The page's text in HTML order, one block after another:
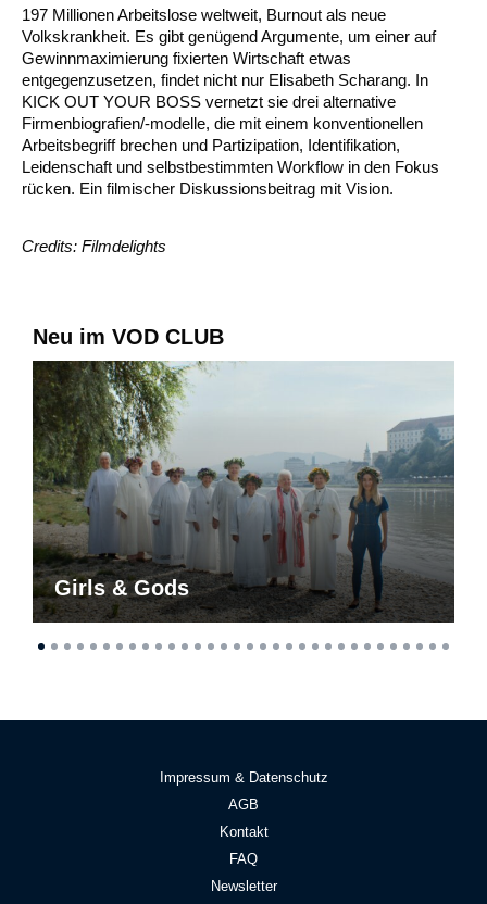
197 Millionen Arbeitslose weltweit, Burnout als neue
Volkskrankheit. Es gibt genügend Argumente, um einer auf
Gewinnmaximierung fixierten Wirtschaft etwas
entgegenzusetzen, findet nicht nur Elisabeth Scharang. In
KICK OUT YOUR BOSS vernetzt sie drei alternative
Firmenbiografien/-modelle, die mit einem konventionellen
Arbeitsbegriff brechen und Partizipation, Identifikation,
Leidenschaft und selbstbestimmten Workflow in den Fokus
rücken. Ein filmischer Diskussionsbeitrag mit Vision.
Credits: Filmdelights
Neu im VOD CLUB
Girls & Gods
Impressum & Datenschutz
AGB
Kontakt
FAQ
Newsletter